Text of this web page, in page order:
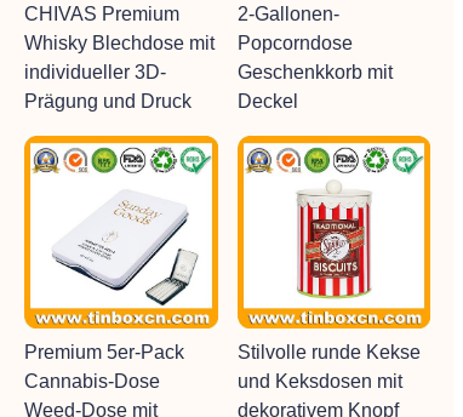
CHIVAS Premium
Whisky Blechdose mit
individueller 3D-
Prägung und Druck
2-Gallonen-
Popcorndose
Geschenkkorb mit
Deckel
Premium 5er-Pack
Cannabis-Dose
Weed-Dose mit
Stilvolle runde Kekse
und Keksdosen mit
dekorativem Knopf